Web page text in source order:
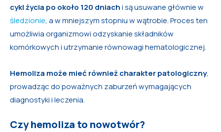
cykl życia po około 120 dniachi są usuwane głównie w
śledzionie, a w mniejszym stopniu w wątrobie. Proces ten
umożliwia organizmowi odzyskanie składników
komórkowych i utrzymanie równowagi hematologicznej.
Hemoliza może mieć również charakter patologiczny,
prowadząc do poważnych zaburzeń wymagających
diagnostyki i leczenia.
Czy hemoliza to nowotwór?